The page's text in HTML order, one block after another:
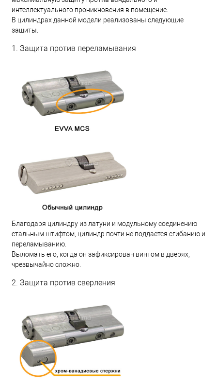
интеллектуального проникновения в помещение.
В цилиндрах данной модели реализованы следующие
защиты.
1. Защита против переламывания
Благодаря цилиндру из латуни и модульному соединению
стальным штифтом, цилиндр почти не поддается сгибанию и
переламыванию.
Выломать его, когда он зафиксирован винтом в дверях,
чрезвычайно сложно.
2. Защита против сверления